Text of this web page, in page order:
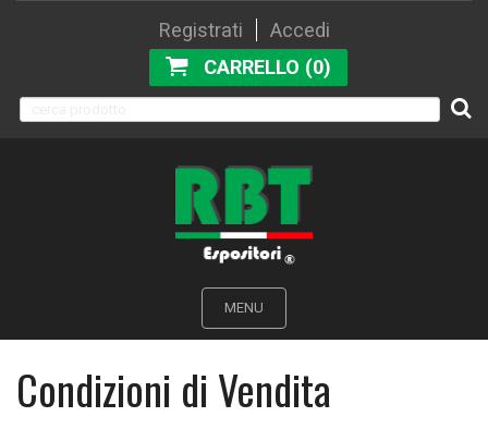
Registrati
Accedi
CARRELLO (0)
MENU
Condizioni di Vendita